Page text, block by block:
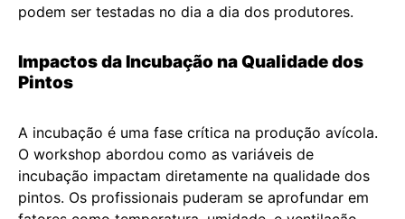
podem ser testadas no dia a dia dos produtores.
Impactos da Incubação na Qualidade dos
Pintos
A incubação é uma fase crítica na produção avícola.
O workshop abordou como as variáveis de
incubação impactam diretamente na qualidade dos
pintos. Os profissionais puderam se aprofundar em